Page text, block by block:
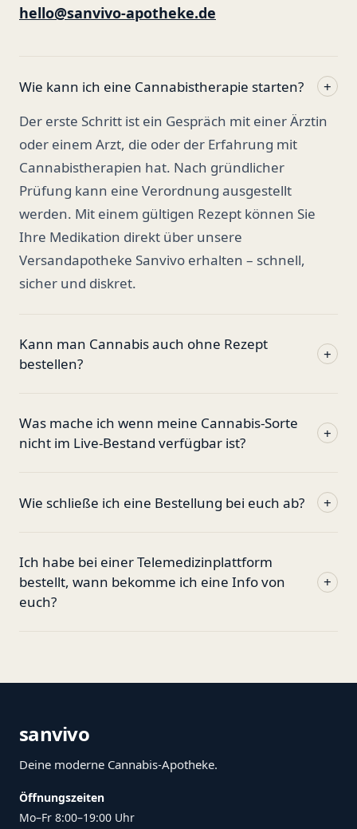
hello@sanvivo-apotheke.de
Wie kann ich eine Cannabistherapie starten?
+
Der erste Schritt ist ein Gespräch mit einer Ärztin
oder einem Arzt, die oder der Erfahrung mit
Cannabistherapien hat. Nach gründlicher
Prüfung kann eine Verordnung ausgestellt
werden. Mit einem gültigen Rezept können Sie
Ihre Medikation direkt über unsere
Versandapotheke Sanvivo erhalten – schnell,
sicher und diskret.
Kann man Cannabis auch ohne Rezept
bestellen?
+
Was mache ich wenn meine Cannabis-Sorte
nicht im Live-Bestand verfügbar ist?
+
Wie schließe ich eine Bestellung bei euch ab? +
Ich habe bei einer Telemedizinplattform
bestellt, wann bekomme ich eine Info von
euch?
+
sanvivo
Deine moderne Cannabis-Apotheke.
Öffnungszeiten
Mo–Fr 8:00–19:00 Uhr